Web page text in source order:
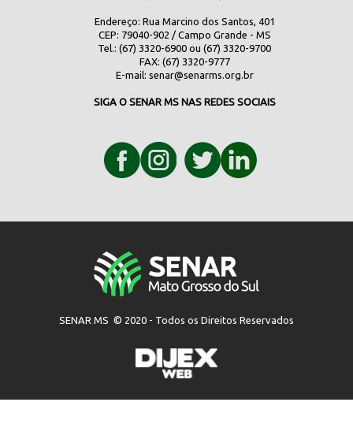
Endereço: Rua Marcino dos Santos, 401
CEP: 79040-902 / Campo Grande - MS
Tel.: (67) 3320-6900 ou (67) 3320-9700
FAX: (67) 3320-9777
E-mail: senar@senarms.org.br
SIGA O SENAR MS NAS REDES SOCIAIS
SENAR MS © 2020 - Todos os Direitos Reservados